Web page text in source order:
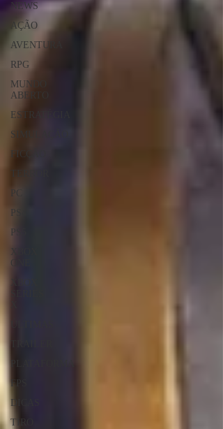
NEWS
AÇÃO
AVENTURA
RPG
MUNDO
ABERTO
ESTRATÉGIA
SIMULAÇÃO
FICÇÃO
PC
PS4
XBOX
ONE
FPS
DICAS
TIRO